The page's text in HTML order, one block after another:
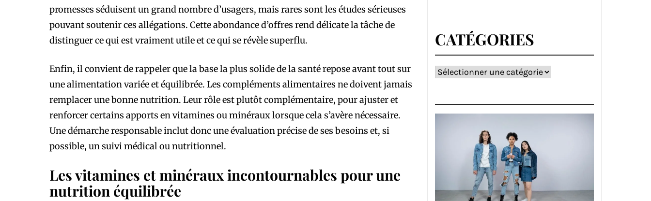
promesses séduisent un grand nombre d’usagers, mais rares sont les études sérieuses
pouvant soutenir ces allégations. Cette abondance d’offres rend délicate la tâche de
distinguer ce qui est vraiment utile et ce qui se révèle superflu.
Enfin, il convient de rappeler que la base la plus solide de la santé repose avant tout sur
une alimentation variée et équilibrée. Les compléments alimentaires ne doivent jamais
remplacer une bonne nutrition. Leur rôle est plutôt complémentaire, pour ajuster et
renforcer certains apports en vitamines ou minéraux lorsque cela s’avère nécessaire.
Une démarche responsable inclut donc une évaluation précise de ses besoins et, si
possible, un suivi médical ou nutritionnel.
Les vitamines et minéraux incontournables pour une
nutrition équilibrée
CATÉGORIES
Catégories